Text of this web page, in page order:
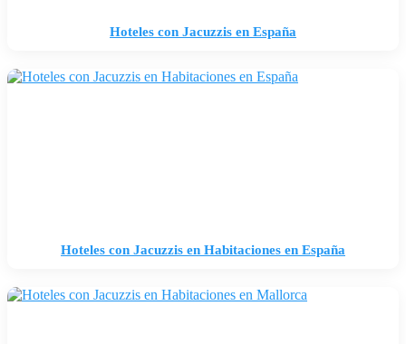
Hoteles con Jacuzzis en España
Hoteles con Jacuzzis en Habitaciones en España